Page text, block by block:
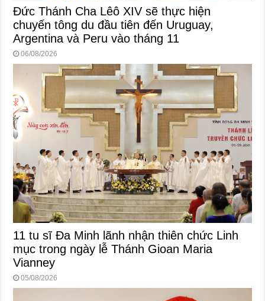
Đức Thánh Cha Lêô XIV sẽ thực hiện
chuyến tông du đầu tiên đến Uruguay,
Argentina và Peru vào tháng 11
06/08/2026
11 tu sĩ Đa Minh lãnh nhận thiên chức Linh
mục trong ngày lễ Thánh Gioan Maria
Vianney
05/08/2026